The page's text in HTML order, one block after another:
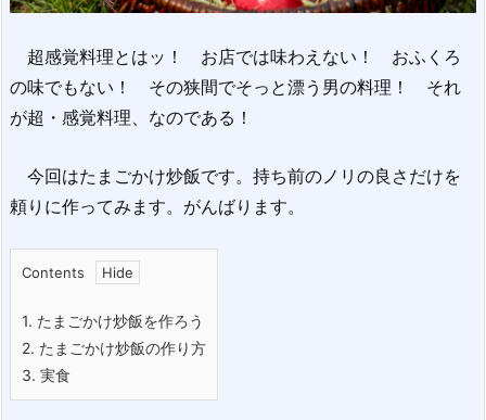
超感覚料理とはッ！ お店では味わえない！ おふくろ
の味でもない！ その狭間でそっと漂う男の料理！ それ
が超・感覚料理、なのである！
今回はたまごかけ炒飯です。持ち前のノリの良さだけを
頼りに作ってみます。がんばります。
Contents
1. たまごかけ炒飯を作ろう
2. たまごかけ炒飯の作り方
3. 実食